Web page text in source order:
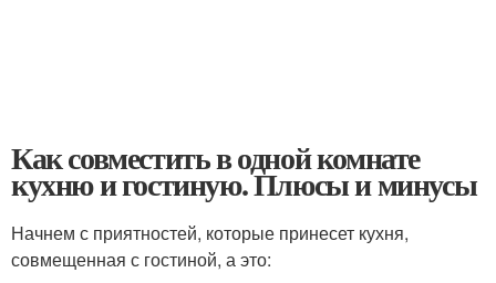
Как совместить в одной комнате
кухню и гостиную. Плюсы и минусы
Начнем с приятностей, которые принесет кухня,
совмещенная с гостиной, а это: